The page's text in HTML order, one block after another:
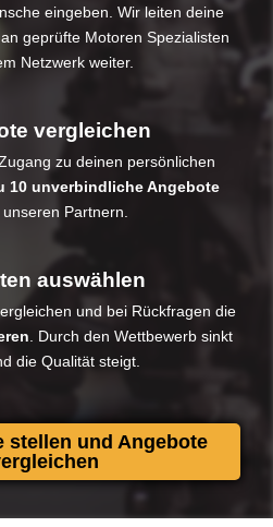
eingeben. Wir leiten deine
an geprüfte Motoren Spezialisten
Netzwerk weiter.
vergleichen
zu deinen persönlichen
10 unverbindliche Angebote
Partnern.
auswählen
und bei Rückfragen die
. Durch den Wettbewerb sinkt
die Qualität steigt.​
stellen und Angebote